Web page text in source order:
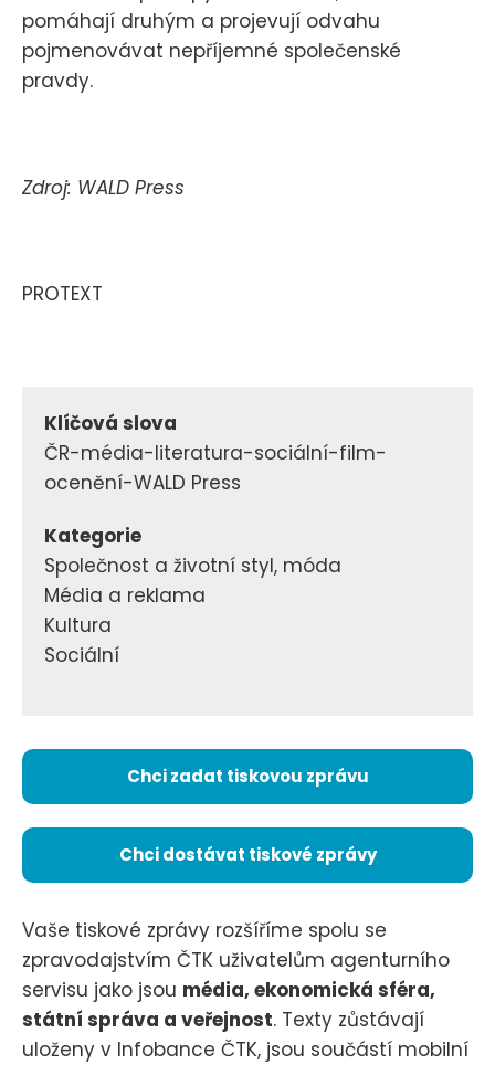
pomáhají druhým a projevují odvahu
pojmenovávat nepříjemné společenské
pravdy.
Zdroj: WALD Press
PROTEXT
Klíčová slova
ČR-média-literatura-sociální-film-
ocenění-WALD Press
Kategorie
Společnost a životní styl, móda
Média a reklama
Kultura
Sociální
Chci zadat tiskovou zprávu
Chci dostávat tiskové zprávy
Vaše tiskové zprávy rozšíříme spolu se
zpravodajstvím ČTK uživatelům agenturního
servisu jako jsou média, ekonomická sféra,
státní správa a veřejnost. Texty zůstávají
uloženy v Infobance ČTK, jsou součástí mobilní